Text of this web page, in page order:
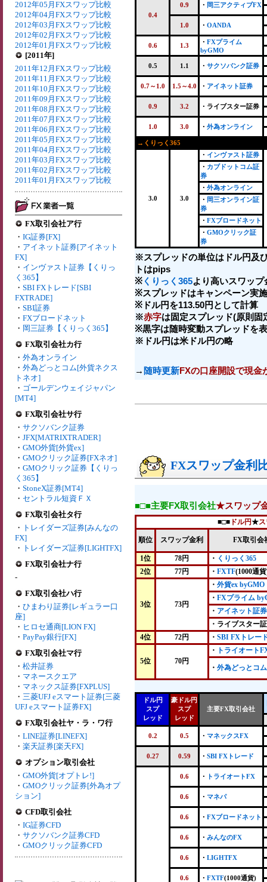
2012年05月FXスワップ比較
2012年04月FXスワップ比較
2012年03月FXスワップ比較
2012年02月FXスワップ比較
2012年01月FXスワップ比較
[2011年]
2011年12月FXスワップ比較
2011年11月FXスワップ比較
2011年10月FXスワップ比較
2011年09月FXスワップ比較
2011年08月FXスワップ比較
2011年07月FXスワップ比較
2011年06月FXスワップ比較
2011年05月FXスワップ比較
2011年04月FXスワップ比較
2011年03月FXスワップ比較
2011年02月FXスワップ比較
2011年01月FXスワップ比較
FX取引会社ア行
・ IG証券[FX]
・ アイネット証券[アイネット
FX]
・ インヴァスト証券【くりっ
く365】
・ SBI FXトレード[SBI
FXTRADE]
・ SBI証券
・ FXブロードネット
・ 岡三証券【くりっく365】
FX取引会社カ行
・ 外為オンライン
・ 外為どっとコム[外貨ネクス
トネオ]
・ ゴールデンウェイジャパン
[MT4]
FX取引会社サ行
・ サクソバンク証券
・ JFX[MATRIXTRADER]
・ GMO外貨[外貨ex]
・ GMOクリック証券[FXネオ]
・ GMOクリック証券【くりっ
く365】
・ StoneX証券[MT4]
・ セントラル短資ＦＸ
FX取引会社タ行
・ トレイダーズ証券[みんなの
FX]
・ トレイダーズ証券[LIGHTFX]
FX取引会社ナ行
-
FX取引会社ハ行
・ ひまわり証券[レギュラー口
座]
・ ヒロセ通商[LION FX]
・ PayPay銀行[FX]
FX取引会社マ行
・ 松井証券
・ マネースクエア
・ マネックス証券[FXPLUS]
・ 三菱UFJ eスマート証券[三菱
UFJ eスマート証券FX]
FX取引会社ヤ・ラ・ワ行
・ LINE証券[LINEFX]
・ 楽天証券[楽天FX]
オプション取引会社
・ GMO外貨[オプトレ!]
・ GMOクリック証券[外為オプ
ション]
CFD取引会社
・ IG証券CFD
・ サクソバンク証券CFD
・ GMOクリック証券CFD
0.4
0.9 ・ 岡三アクティブFX
1.0 ・ OANDA
0.6 1.3 ・ FXプライム
byGMO
0.5 1.1 ・ サクソバンク証券
0.7～1.0 1.5～4.0 ・ アイネット証券
0.9 3.2 ・ライブスター証券
1.0 3.0 ・ 外為オンライン
→くりっく365
3.0 3.0
・ インヴァスト証券
・ カブドットコム証
券
・ 外為オンライン
・ 岡三オンライン証
券
・ FXブロードネット
・ GMOクリック証
券
※スプレッドの単位はドル円及
トはpips
※ くりっく365より高いスワップ
※スプレッドはキャンペーン実
※ドル円を113.50円として計算
※赤字は固定スプレッド(原則固
※黒字は随時変動スプレッドを
※ドル円は米ドル円の略
→ 随時更新FXの口座開設で現金
FXスワップ金利
■□■主要FX取引会社★スワップ
■□■ ドル円★
順位 スワップ金利 FX取引会
1位 78円 ・ くりっく365
2位
77円 ・ FXTF(1000通
3位 73円
・ 外貨ex byGMO
・ FXプライム
・ アイネット証券
・ライブスター
4位
72円 ・ SBI FXトレー
5位 70円
・ トライオート
・ 外為どっとコム
ドル円
スプ
レッド
豪ドル円
スプ
レッド
主要FX取引会社
0.2 0.5 ・ マネックスFX
0.27 0.59 ・ SBI FXトレード
0.6 ・ トライオートFX
0.6 ・ マネパ
0.6 ・ FXブロードネット
0.6 ・ みんなのFX
0.6 ・ LIGHTFX
0.6 ・ FXTF(1000通貨)